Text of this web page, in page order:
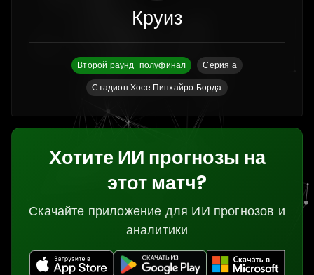
Круиз
Второй раунд-полуфинал
Серия а
Стадион Хосе Пинхайро Борда
Хотите ИИ прогнозы на
этот матч?
Скачайте приложение для ИИ прогнозов и
аналитики